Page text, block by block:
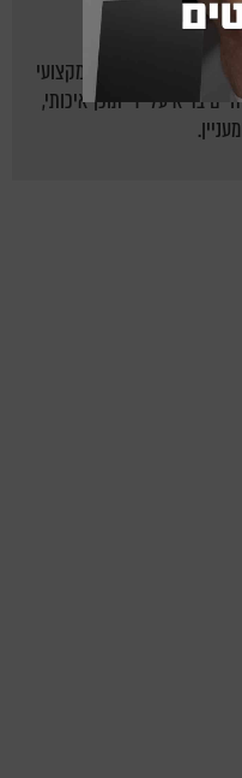
לישראלים בית חם ומקצועי
בריא על ידי תוכן איכותי,